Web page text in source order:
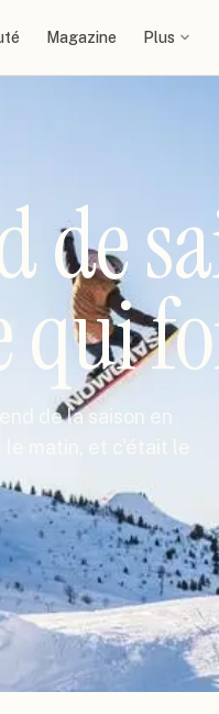
Magazine Plus
de
qui
de la saison en
matin, et c'était le